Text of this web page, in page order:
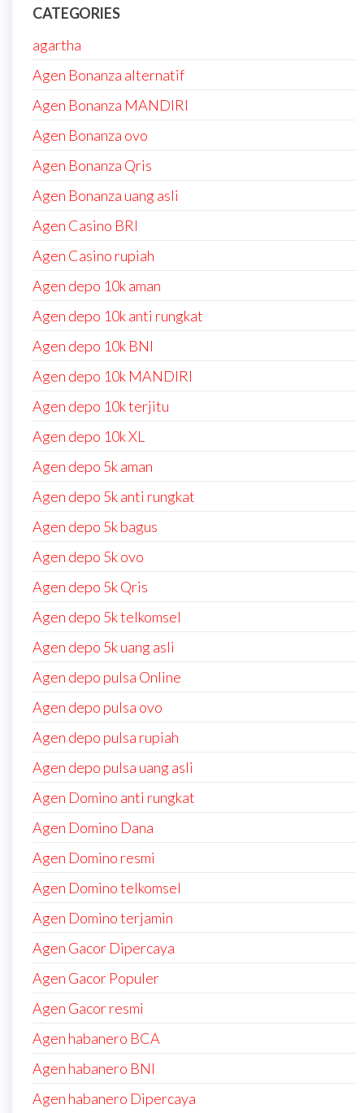
CATEGORIES
agartha
Agen Bonanza alternatif
Agen Bonanza MANDIRI
Agen Bonanza ovo
Agen Bonanza Qris
Agen Bonanza uang asli
Agen Casino BRI
Agen Casino rupiah
Agen depo 10k aman
Agen depo 10k anti rungkat
Agen depo 10k BNI
Agen depo 10k MANDIRI
Agen depo 10k terjitu
Agen depo 10k XL
Agen depo 5k aman
Agen depo 5k anti rungkat
Agen depo 5k bagus
Agen depo 5k ovo
Agen depo 5k Qris
Agen depo 5k telkomsel
Agen depo 5k uang asli
Agen depo pulsa Online
Agen depo pulsa ovo
Agen depo pulsa rupiah
Agen depo pulsa uang asli
Agen Domino anti rungkat
Agen Domino Dana
Agen Domino resmi
Agen Domino telkomsel
Agen Domino terjamin
Agen Gacor Dipercaya
Agen Gacor Populer
Agen Gacor resmi
Agen habanero BCA
Agen habanero BNI
Agen habanero Dipercaya